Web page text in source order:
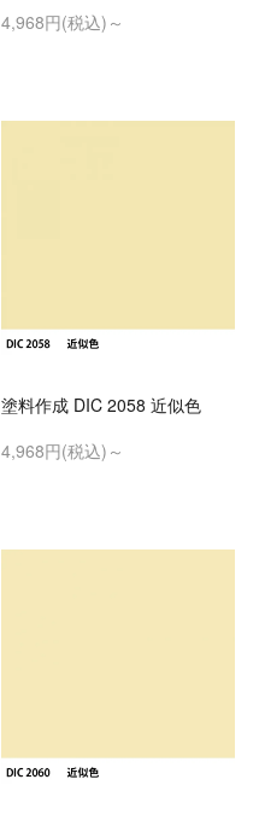
4,968円(税込)～
塗料作成 DIC 2058 近似色
4,968円(税込)～